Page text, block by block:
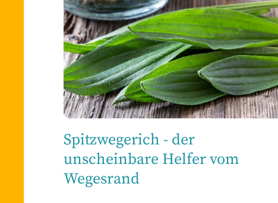
Spitzwegerich - der
unscheinbare Helfer vom
Wegesrand